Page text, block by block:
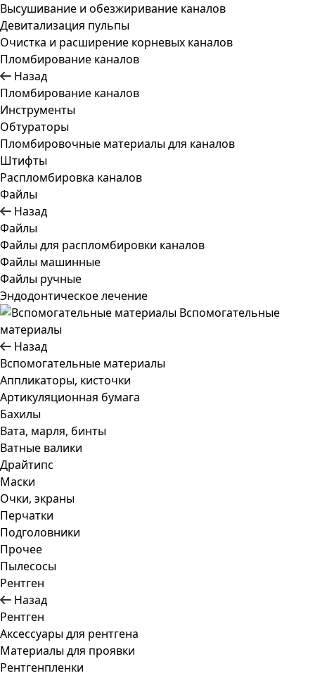
Высушивание и обезжиривание каналов
Девитализация пульпы
Очистка и расширение корневых каналов
Пломбирование каналов
Назад
Пломбирование каналов
Инструменты
Обтураторы
Пломбировочные материалы для каналов
Штифты
Распломбировка каналов
Файлы
Назад
Файлы
Файлы для распломбировки каналов
Файлы машинные
Файлы ручные
Эндодонтическое лечение
Вспомогательные
материалы
Назад
Вспомогательные материалы
Аппликаторы, кисточки
Артикуляционная бумага
Бахилы
Вата, марля, бинты
Ватные валики
Драйтипс
Маски
Очки, экраны
Перчатки
Подголовники
Прочее
Пылесосы
Рентген
Назад
Рентген
Аксессуары для рентгена
Материалы для проявки
Рентгенпленки